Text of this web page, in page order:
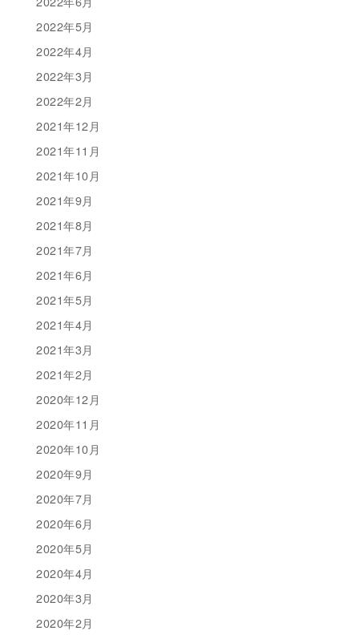
2022年5月
2022年4月
2022年3月
2022年2月
2021年12月
2021年11月
2021年10月
2021年9月
2021年8月
2021年7月
2021年6月
2021年5月
2021年4月
2021年3月
2021年2月
2020年12月
2020年11月
2020年10月
2020年9月
2020年7月
2020年6月
2020年5月
2020年4月
2020年3月
2020年2月